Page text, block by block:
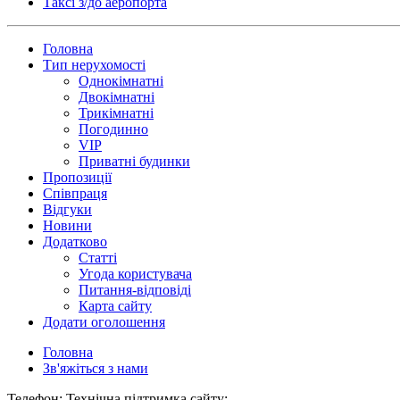
Головна
Тип нерухомості
Однокімнатні
Двокімнатні
Трикімнатні
Погодинно
VIP
Приватні будинки
Пропозиції
Співпраця
Відгуки
Новини
Додатково
Статті
Угода користувача
Питання-відповіді
Карта сайту
Додати оголошення
Головна
Зв'яжіться з нами